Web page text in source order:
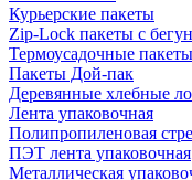
Курьерские пакеты
Zip-Lock пакеты с
Термоусадочные пакеты
Пакеты Дой-пак
Деревянные хлебные
Лента упаковочная
Полипропиленовая
ПЭТ лента упаковочная
Металлическая